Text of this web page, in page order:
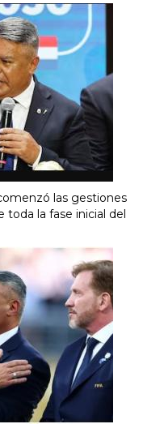
las gestiones
toda la fase inicial del